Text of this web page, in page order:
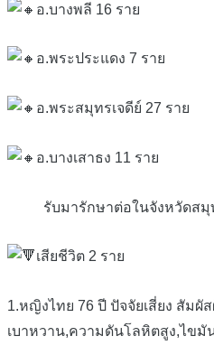
อ.บางพลี 16 ราย
อ.พระประแดง 7 ราย
อ.พระสมุทรเจดีย์ 27 ราย
อ.บางเสาธง 11 ราย
รับมารักษาต่อในจังหวัดสมุท
เสียชีวิต 2 ราย
1.หญิงไทย 76 ปี ปัจจัยเสี่ยง สัมผั
เบาหวาน,ความดันโลหิตสูง,ไขมั